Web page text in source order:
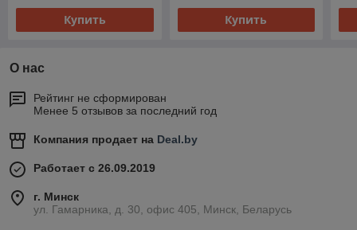
Купить Купить
О нас
Рейтинг не сформирован
Менее 5 отзывов за последний год
Компания продает на Deal.by
Работает с 26.09.2019
г. Минск
ул. Гамарника, д. 30, офис 405, Минск, Беларусь